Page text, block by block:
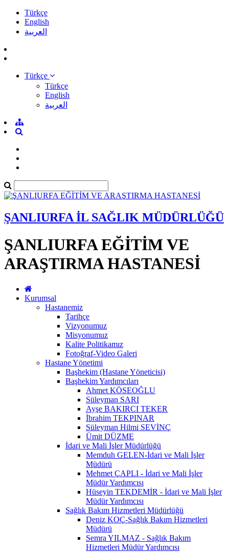
Türkçe
English
العربية
Türkçe
Türkçe
English
العربية
ŞANLIURFA İL SAĞLIK MÜDÜRLÜĞÜ
ŞANLIURFA EĞİTİM VE
ARAŞTIRMA HASTANESİ
Kurumsal
Hastanemiz
Tarihçe
Vizyonumuz
Misyonumuz
Kalite Politikamız
Fotoğraf-Video Galeri
Hastane Yönetimi
Başhekim (Hastane Yöneticisi)
Başhekim Yardımcıları
Ahmet KÖSEOĞLU
Süleyman SARI
Ayşe BAKIRCI TEKER
İbrahim TEKPINAR
Süleyman Hilmi SEVİNÇ
Ümit DÜZME
İdari ve Mali İşler Müdürlüğü
Memduh GELEN-İdari ve Mali İşler
Müdürü
Mehmet ÇAPLI - İdari ve Mali İşler
Müdür Yardımcısı
Hüseyin TEKDEMİR - İdari ve Mali İşler
Müdür Yardımcısı
Sağlık Bakım Hizmetleri Müdürlüğü
Deniz KOÇ-Sağlık Bakım Hizmetleri
Müdürü
Semra YILMAZ - Sağlık Bakım
Hizmetleri Müdür Yardımcısı